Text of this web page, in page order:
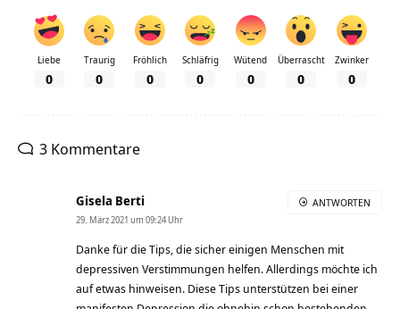
Liebe
0
Traurig
0
Fröhlich
0
Schläfrig
0
Wütend
0
Überrascht
0
Zwinker
0
3 Kommentare
Gisela Berti
29. März 2021 um 09:24 Uhr
Danke für die Tips, die sicher einigen Menschen mit
depressiven Verstimmungen helfen. Allerdings möchte ich
auf etwas hinweisen. Diese Tips unterstützen bei einer
ANTWORTEN